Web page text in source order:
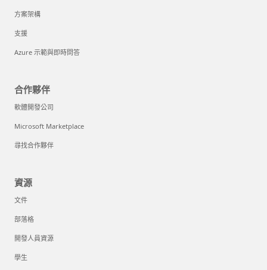
方案架構
支援
Azure 示範與即時問答
合作夥伴
軟體開發公司
Microsoft Marketplace
尋找合作夥伴
資源
文件
部落格
開發人員資源
學生